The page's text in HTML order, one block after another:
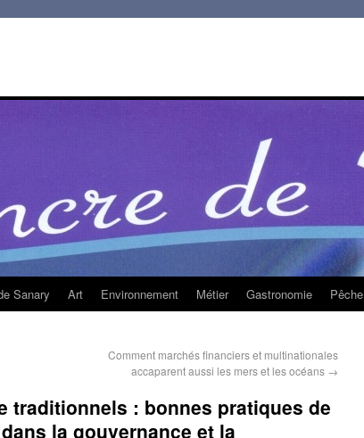
Sanary Art Environnement Métier Gastronomie
Comment marchés financiers et multinationales
accaparent aussi les mers et les océans →
traditionnels : bonnes pratiques de
la gouvernance et la